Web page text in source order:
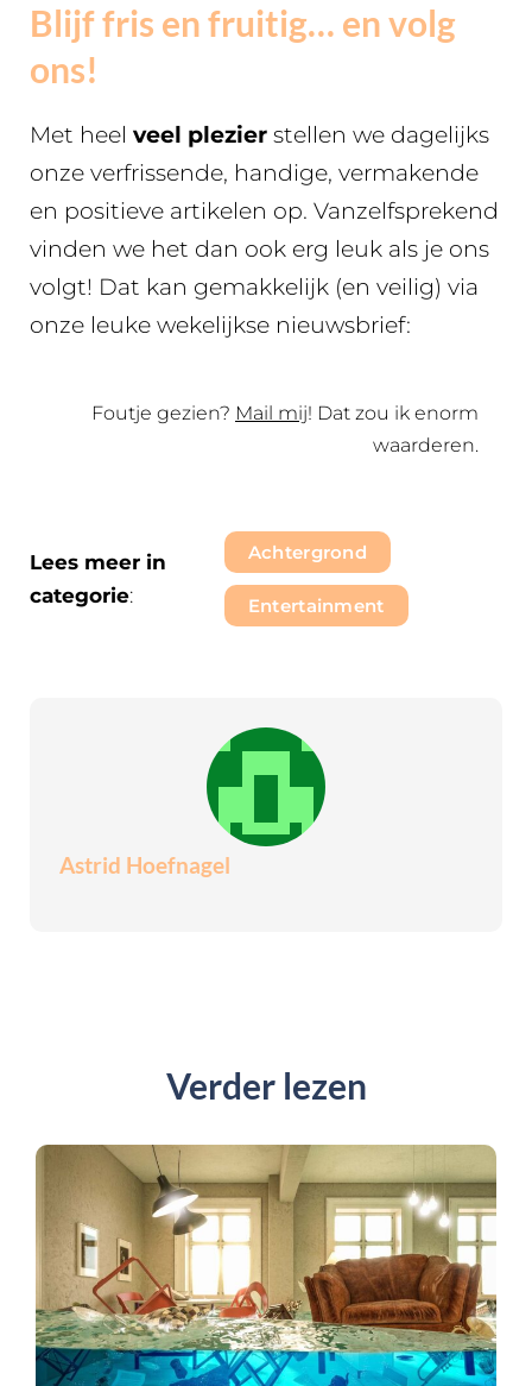
Blijf fris en fruitig… en volg
ons!
Met heel veel plezier stellen we dagelijks
onze verfrissende, handige, vermakende
en positieve artikelen op. Vanzelfsprekend
vinden we het dan ook erg leuk als je ons
volgt! Dat kan gemakkelijk (en veilig) via
onze leuke wekelijkse nieuwsbrief:
Foutje gezien? Mail mij! Dat zou ik enorm
waarderen.
Lees meer in
categorie:
Achtergrond
Entertainment
Astrid Hoefnagel
Verder lezen